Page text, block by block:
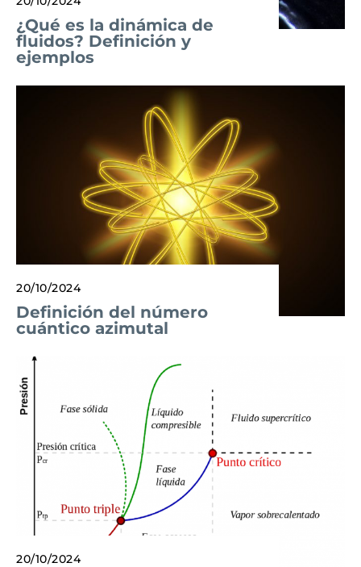
¿Qué es la dinámica de
fluidos? Definición y
ejemplos
20/10/2024
Definición del número
cuántico azimutal
20/10/2024